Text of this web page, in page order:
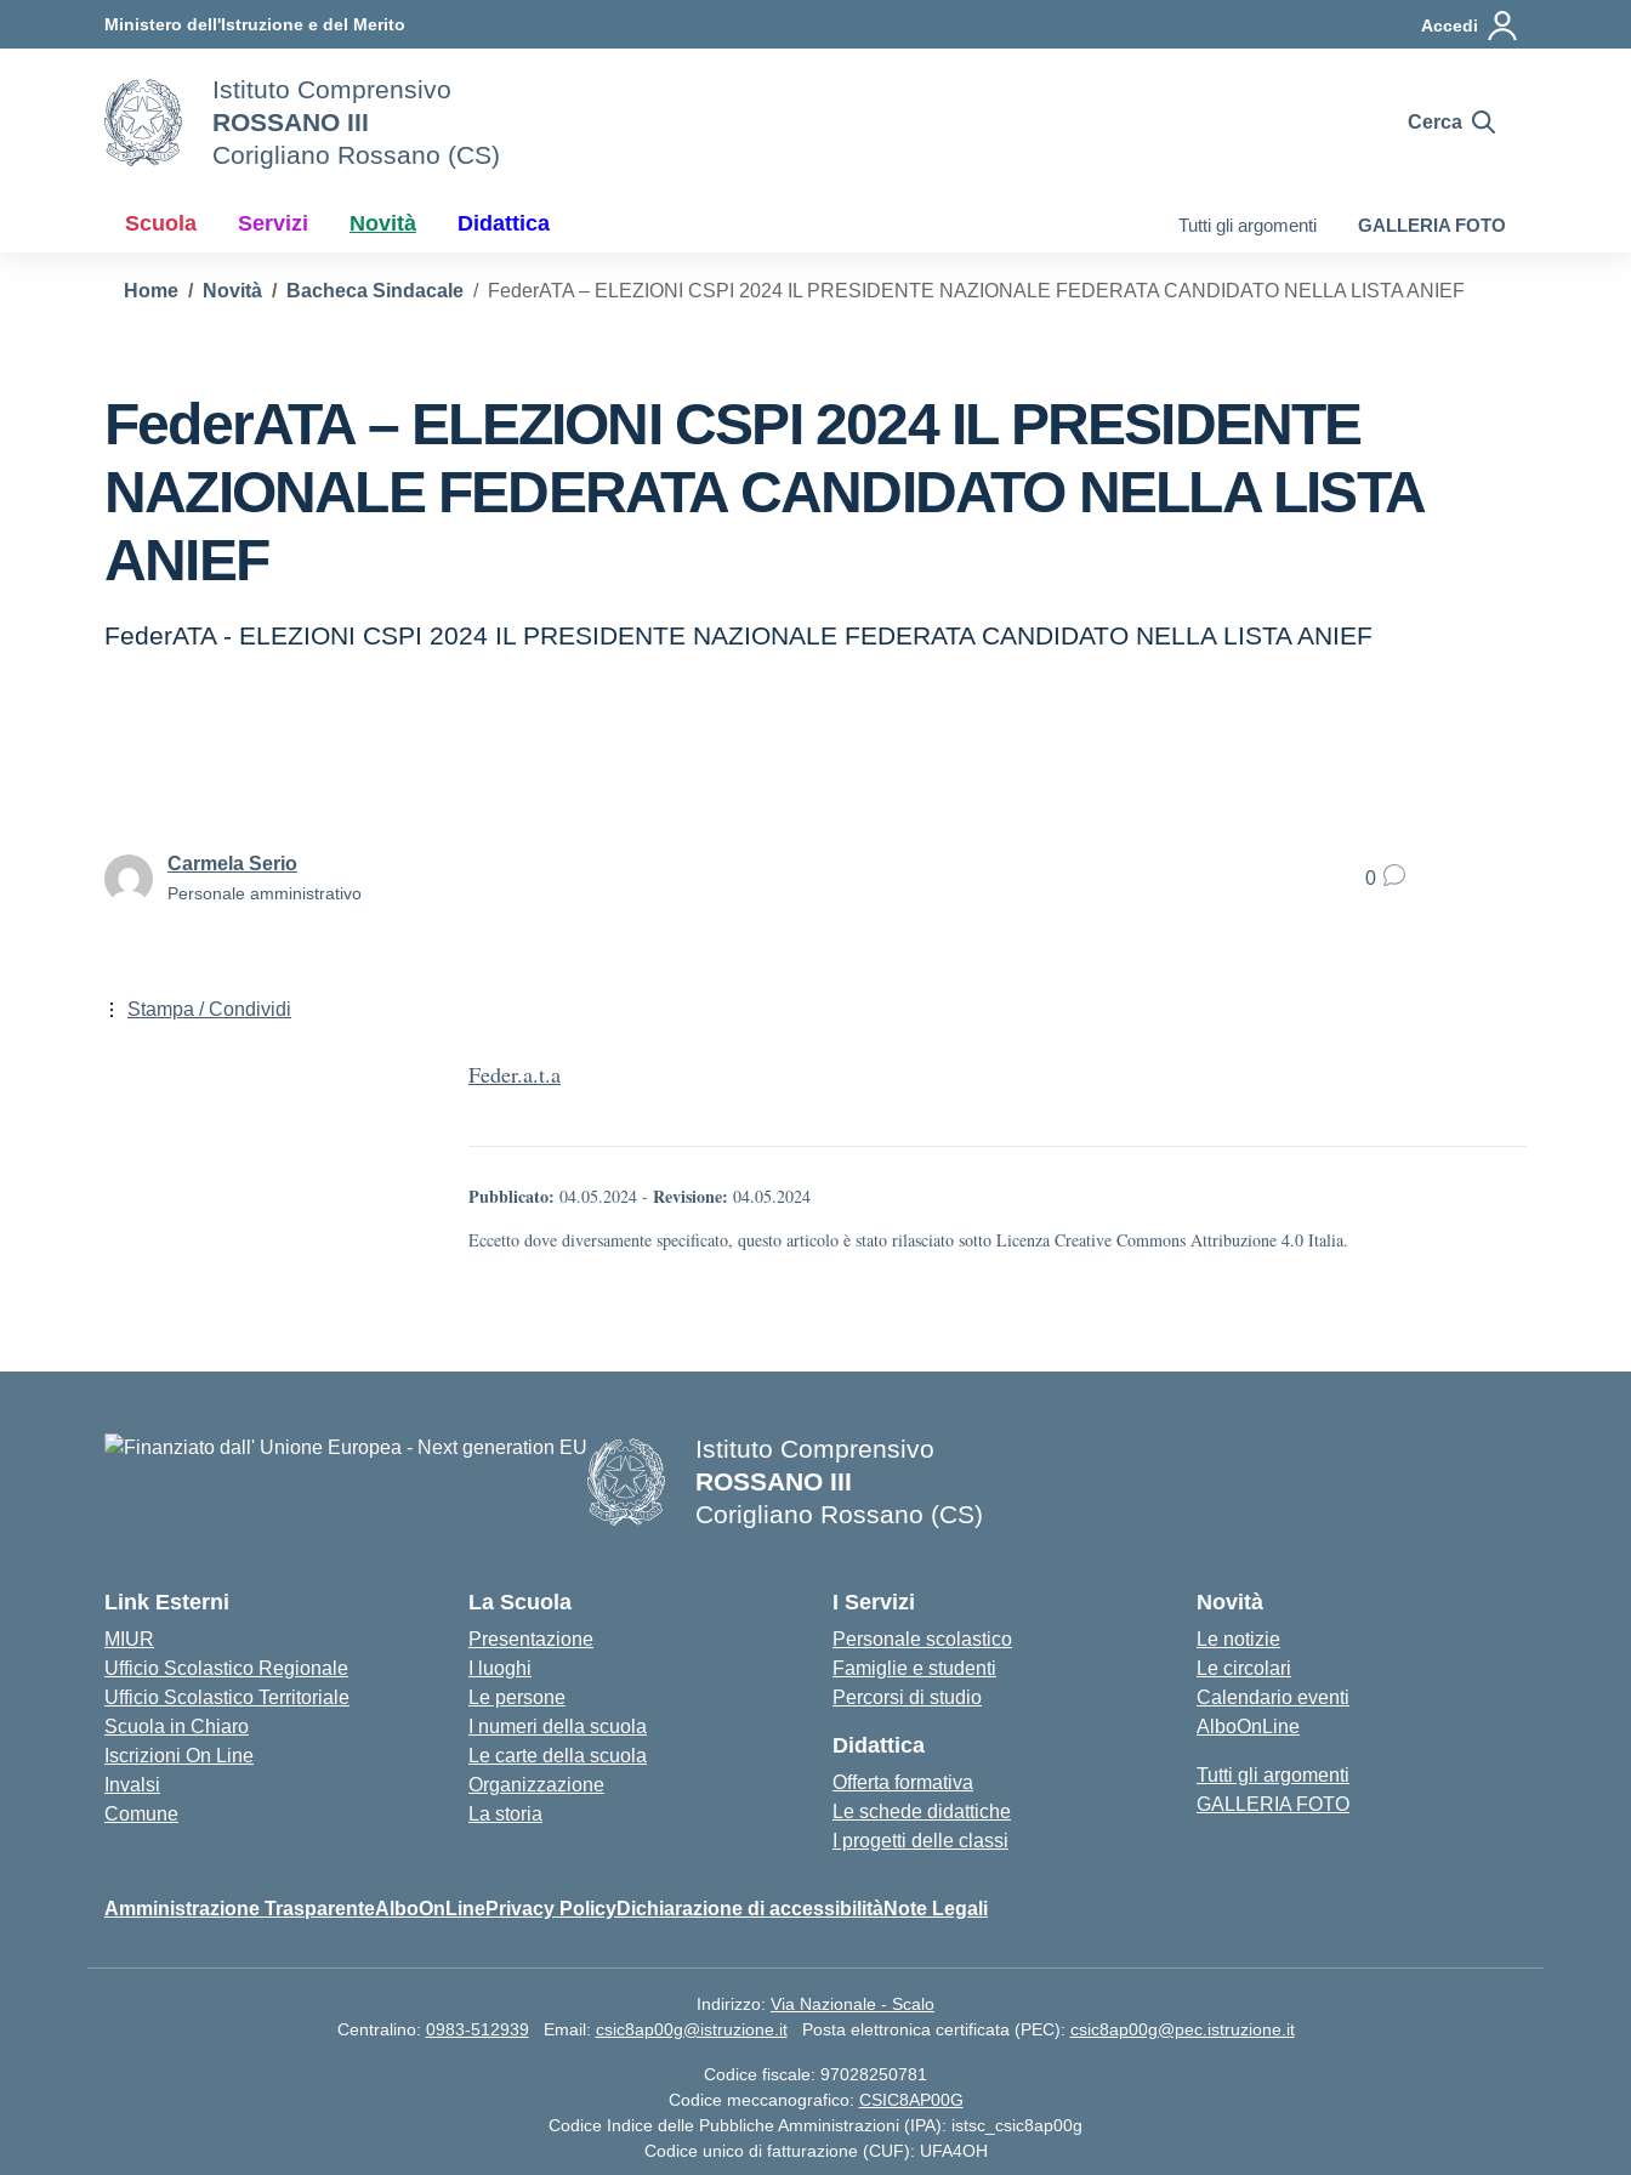
Ministero dell'Istruzione e del Merito Accedi
Istituto Comprensivo
ROSSANO III
Corigliano Rossano (CS)
Cerca
Scuola Servizi Novità Didattica Tutti gli argomenti GALLERIA FOTO
Home Novità Bacheca Sindacale FederATA – ELEZIONI CSPI 2024 IL PRESIDENTE NAZIONALE FEDERATA CANDIDATO NELLA LISTA ANIEF
FederATA – ELEZIONI CSPI 2024 IL PRESIDENTE
NAZIONALE FEDERATA CANDIDATO NELLA LISTA
ANIEF
FederATA - ELEZIONI CSPI 2024 IL PRESIDENTE NAZIONALE FEDERATA CANDIDATO NELLA LISTA ANIEF
Carmela Serio
Personale amministrativo
0
Feder.a.t.a
Pubblicato: 04.05.2024 - Revisione: 04.05.2024
Eccetto dove diversamente specificato, questo articolo è stato rilasciato sotto Licenza Creative Commons Attribuzione 4.0 Italia.
Stampa / Condividi
Istituto Comprensivo
ROSSANO III
Corigliano Rossano (CS)
Link Esterni
MIUR
Ufficio Scolastico Regionale
Ufficio Scolastico Territoriale
Scuola in Chiaro
Iscrizioni On Line
Invalsi
Comune
La Scuola
Presentazione
I luoghi
Le persone
I numeri della scuola
Le carte della scuola
Organizzazione
La storia
I Servizi
Personale scolastico
Famiglie e studenti
Percorsi di studio
Didattica
Offerta formativa
Le schede didattiche
I progetti delle classi
Novità
Le notizie
Le circolari
Calendario eventi
AlboOnLine
Tutti gli argomenti
GALLERIA FOTO
Amministrazione TrasparenteAlboOnLinePrivacy PolicyDichiarazione di accessibilitàNote Legali
Indirizzo: Via Nazionale - Scalo
Centralino: 0983-512939 Email: csic8ap00g@istruzione.it Posta elettronica certificata (PEC): csic8ap00g@pec.istruzione.it
Codice fiscale: 97028250781
Codice meccanografico: CSIC8AP00G
Codice Indice delle Pubbliche Amministrazioni (IPA): istsc_csic8ap00g
Codice unico di fatturazione (CUF): UFA4OH